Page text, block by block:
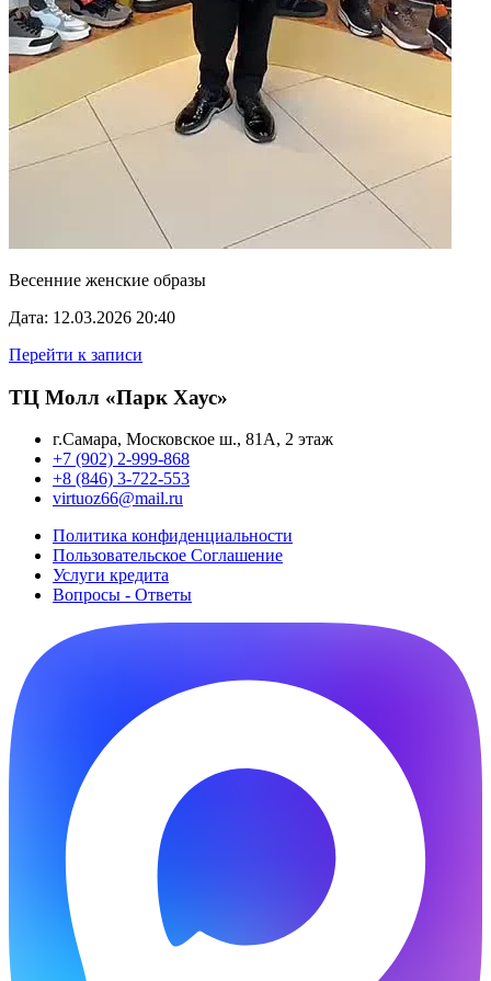
Весенние женские образы
Дата: 12.03.2026 20:40
Перейти к записи
ТЦ Молл «Парк Хаус»
г.Самара, Московское ш., 81А, 2 этаж
+7 (902) 2-999-868
+8 (846) 3-722-553
virtuoz66@mail.ru
Политика конфиденциальности
Пользовательское Cоглашение
Услуги кредита
Вопросы - Ответы